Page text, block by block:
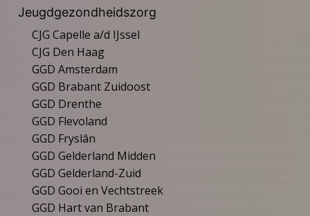
Jeugdgezondheidszorg
CJG Capelle a/d IJssel
CJG Den Haag
GGD Amsterdam
GGD Brabant Zuidoost
GGD Drenthe
GGD Flevoland
GGD Fryslân
GGD Gelderland Midden
GGD Gelderland-Zuid
GGD Gooi en Vechtstreek
GGD Hart van Brabant